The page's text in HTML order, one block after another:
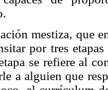
mestiza, que
por tres
se refiere al
a alguien que